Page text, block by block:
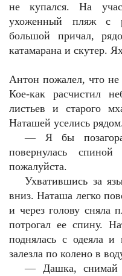
не купался. На
ухоженный пляж с
большой причал,
катамарана и скутер.
Антон пожалел, что
Кое-как расчистил
листьев и старого
Наташей уселись
— Я бы
повернулась
пожалуйста.
Ухватившись за
вниз. Наташа легко
и через голову сняла
потрогал ее спину.
поднялась с одеяла
залезла по колено в
— Дашка, снимай